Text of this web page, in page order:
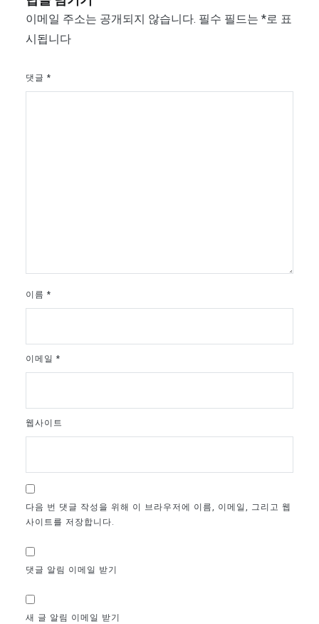
이메일 주소는 공개되지 않습니다. 필수 필드는 *로 표
시됩니다
댓글 *
이름 *
이메일 *
웹사이트
다음 번 댓글 작성을 위해 이 브라우저에 이름, 이메일, 그리고 웹
사이트를 저장합니다.
댓글 알림 이메일 받기
새 글 알림 이메일 받기